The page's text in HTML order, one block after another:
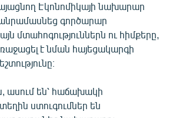
Էկոնոմիկայի նախարար
գործարար
մտահոգություններն ու հիմքերը,
է նման հայեցակարգի
ասում են՝ հաճախակի
ստուգումներ են